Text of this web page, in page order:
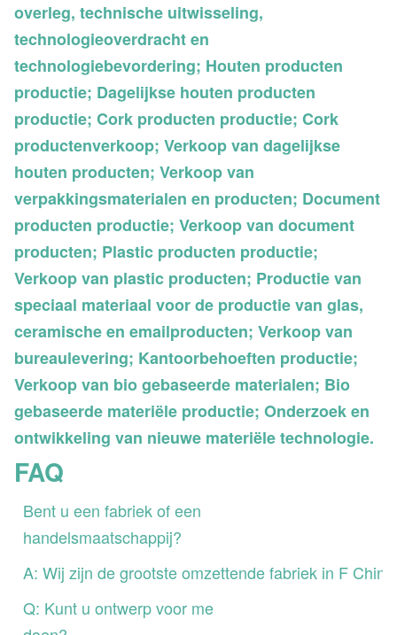
overleg, technische uitwisseling,
technologieoverdracht en
technologiebevordering; Houten producten
productie; Dagelijkse houten producten
productie; Cork producten productie; Cork
productenverkoop; Verkoop van dagelijkse
houten producten; Verkoop van
verpakkingsmaterialen en producten; Document
producten productie; Verkoop van document
producten; Plastic producten productie;
Verkoop van plastic producten; Productie van
speciaal materiaal voor de productie van glas,
ceramische en emailproducten; Verkoop van
bureaulevering; Kantoorbehoeften productie;
Verkoop van bio gebaseerde materialen; Bio
gebaseerde materiële productie; Onderzoek en
ontwikkeling van nieuwe materiële technologie.
FAQ
Bent u een fabriek of een
handelsmaatschappij?
A: Wij zijn de grootste omzettende fabriek in F China
Q: Kunt u ontwerp voor me